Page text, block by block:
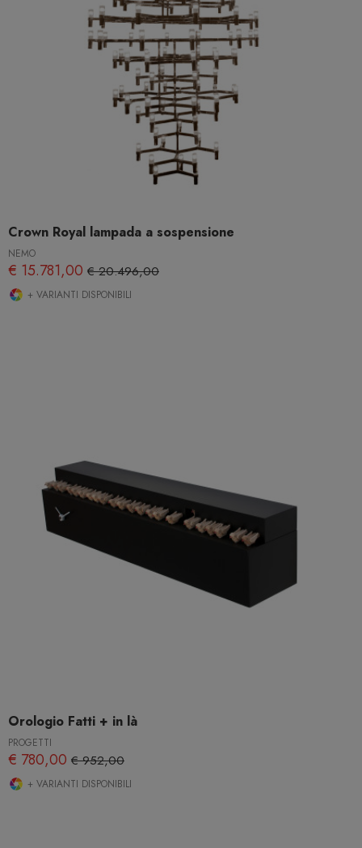
Crown Royal lampada a sospensione
NEMO
€ 15.781,00 € 20.496,00
+ VARIANTI DISPONIBILI
Orologio Fatti + in là
PROGETTI
€ 780,00 € 952,00
+ VARIANTI DISPONIBILI